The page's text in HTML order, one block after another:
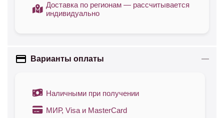
Доставка по регионам — рассчитывается
индивидуально
Варианты оплаты
Наличными при получении
МИР, Visa и MasterCard